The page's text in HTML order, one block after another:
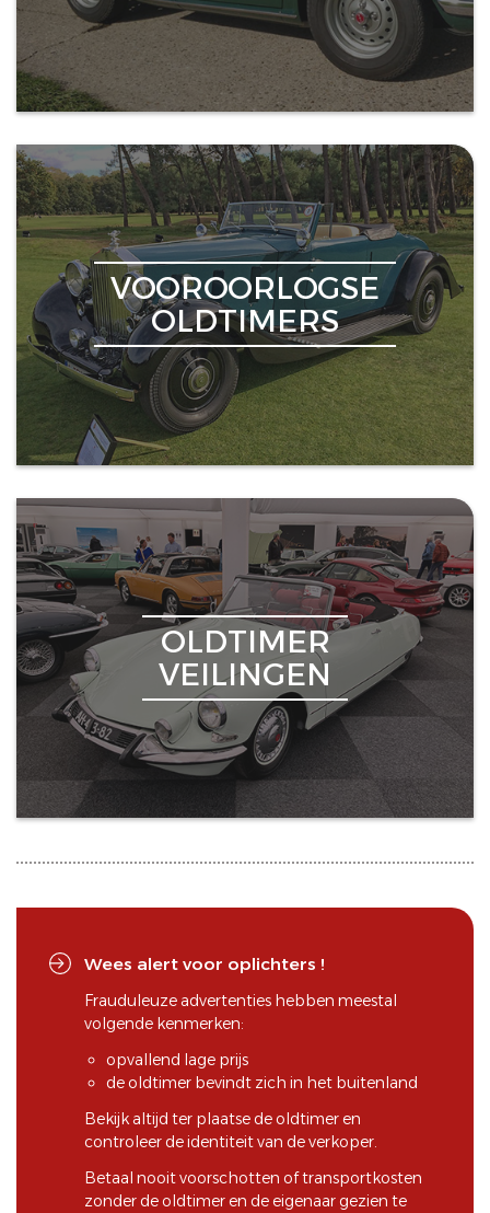
VOOROORLOGSE
OLDTIMERS
OLDTIMER
VEILINGEN
Wees alert voor oplichters !
Frauduleuze advertenties hebben meestal
volgende kenmerken:
opvallend lage prijs
de oldtimer bevindt zich in het buitenland
Bekijk altijd ter plaatse de oldtimer en
controleer de identiteit van de verkoper.
Betaal nooit voorschotten of transportkosten
zonder de oldtimer en de eigenaar gezien te